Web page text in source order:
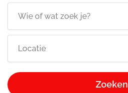
Zoeken